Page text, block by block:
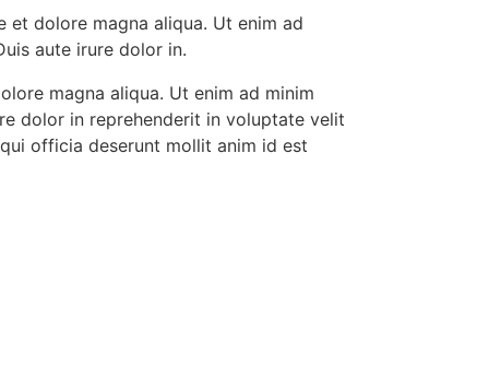
dolore magna aliqua. Ut enim ad
aute irure dolor in.
magna aliqua. Ut enim ad minim
dolor in reprehenderit in voluptate velit
officia deserunt mollit anim id est